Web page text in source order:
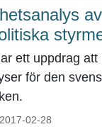
av
ett uppdrag att
för den
02-28